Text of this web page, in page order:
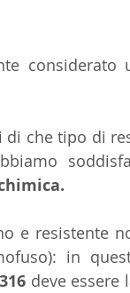
considerato
che tipo di
e resistente
in
deve essere